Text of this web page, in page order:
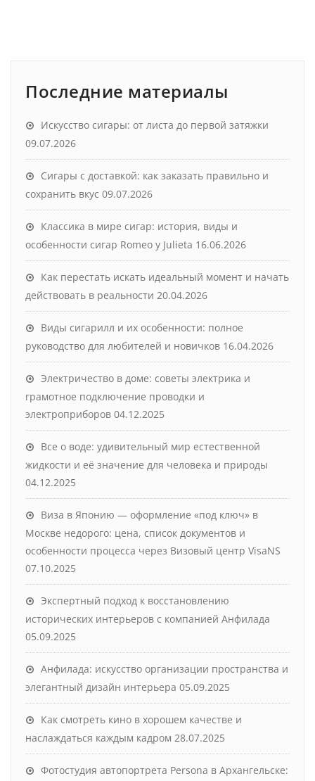
Последние материалы
Искусство сигары: от листа до первой затяжки
09.07.2026
Сигары с доставкой: как заказать правильно и
сохранить вкус 09.07.2026
Классика в мире сигар: история, виды и
особенности сигар Romeo y Julieta 16.06.2026
Как перестать искать идеальный момент и начать
действовать в реальности 20.04.2026
Виды сигарилл и их особенности: полное
руководство для любителей и новичков 16.04.2026
Электричество в доме: советы электрика и
грамотное подключение проводки и
электроприборов 04.12.2025
Все о воде: удивительный мир естественной
жидкости и её значение для человека и природы
04.12.2025
Виза в Японию — оформление «под ключ» в
Москве недорого: цена, список документов и
особенности процесса через Визовый центр VisaNS
07.10.2025
Экспертный подход к восстановлению
исторических интерьеров с компанией Анфилада
05.09.2025
Анфилада: искусство организации пространства и
элегантный дизайн интерьера 05.09.2025
Как смотреть кино в хорошем качестве и
наслаждаться каждым кадром 28.07.2025
Фотостудия автопортрета Persona в Архангельске: